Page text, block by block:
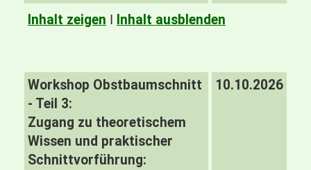
Inhalt zeigen I Inhalt ausblenden
Workshop Obstbaumschnitt
- Teil 3:
Zugang zu theoretischem
Wissen und praktischer
Schnittvorführung:
10.10.2026